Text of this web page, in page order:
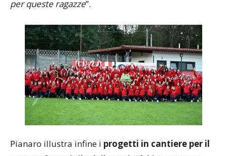
Grassroots Festival, davvero una bella soddisfazione
per queste ragazze”.